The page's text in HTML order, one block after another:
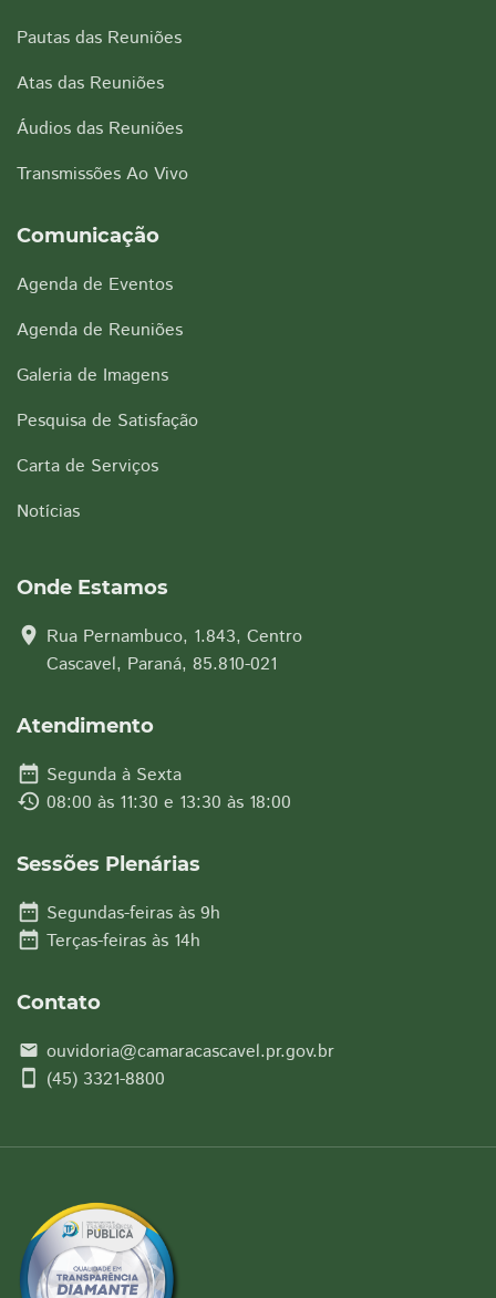
Pautas das Reuniões
Atas das Reuniões
Áudios das Reuniões
Transmissões Ao Vivo
Comunicação
Agenda de Eventos
Agenda de Reuniões
Galeria de Imagens
Pesquisa de Satisfação
Carta de Serviços
Notícias
Onde Estamos
location_on Rua Pernambuco, 1.843, Centro
Cascavel, Paraná, 85.810-021
Atendimento
date_range Segunda à Sexta
history 08:00 às 11:30 e 13:30 às 18:00
Sessões Plenárias
date_range Segundas-feiras às 9h
date_range Terças-feiras às 14h
Contato
email ouvidoria@camaracascavel.pr.gov.br
smartphone (45) 3321-8800